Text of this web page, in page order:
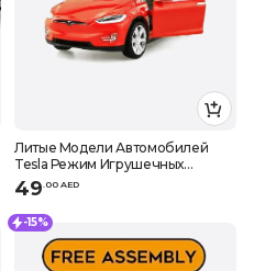
Литые Модели Автомобилей
Tesla Режим Игрушечных
Машинок Игрушечная машина
со Звуком И Светом
49.00 AED
-15%